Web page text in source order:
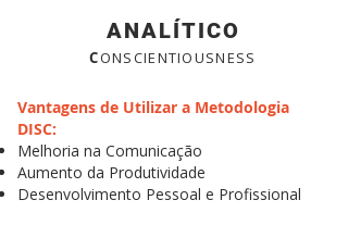
ANALÍTICO
CONSCIENTIOUSNESS
Vantagens de Utilizar a Metodologia
DISC:
Melhoria na Comunicação
Aumento da Produtividade
Desenvolvimento Pessoal e Profissional